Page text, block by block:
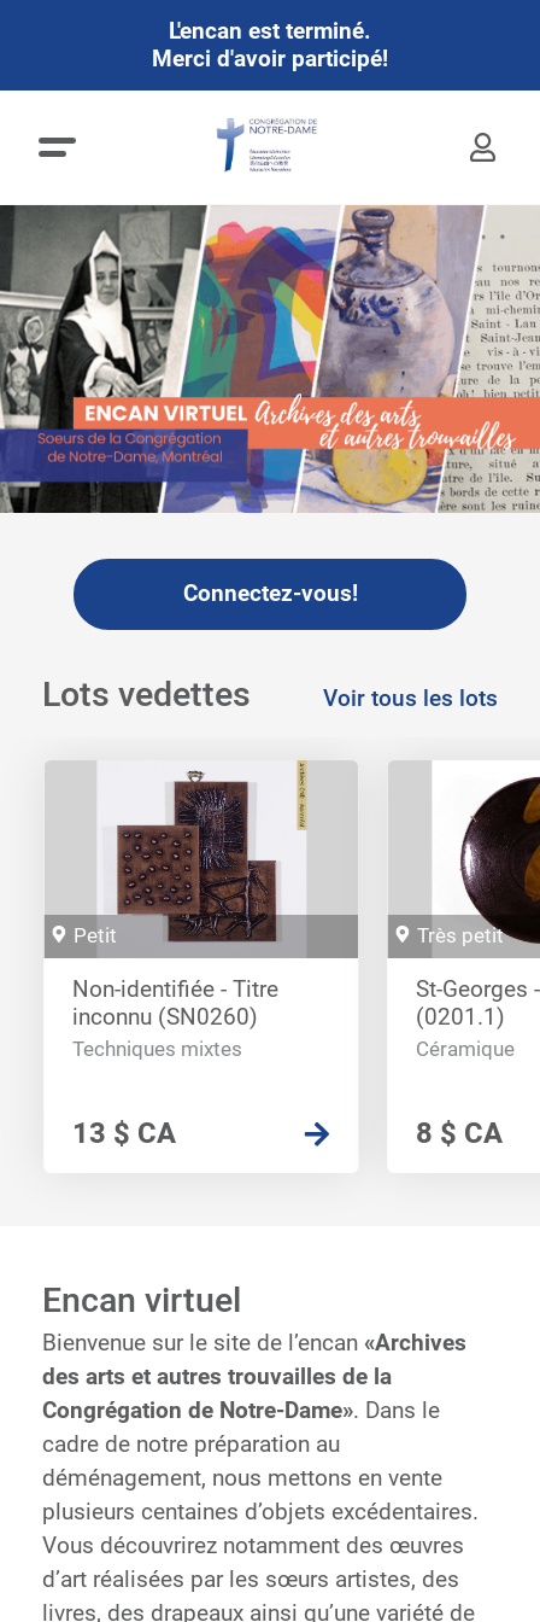
L'encan est terminé.
Merci d'avoir participé!
Connectez-vous!
Lots vedettes Voir tous les lots
Petit
Non-identifiée - Titre
inconnu (SN0260)
Techniques mixtes
13 $ CA
Très petit
St-Georges
(0201.1)
Céramique
8 $ CA
Encan virtuel
Bienvenue sur le site de l’encan «Archives
des arts et autres trouvailles de la
Congrégation de Notre-Dame». Dans le
cadre de notre préparation au
déménagement, nous mettons en vente
plusieurs centaines d’objets excédentaires.
Vous découvrirez notamment des œuvres
d’art réalisées par les sœurs artistes, des
livres, des drapeaux ainsi qu’une variété de